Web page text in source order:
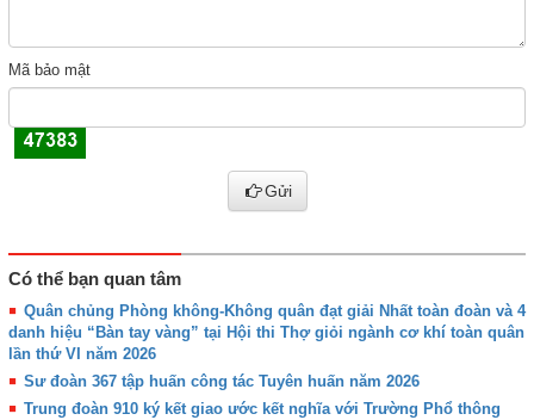
Mã bảo mật
Gửi
Có thể bạn quan tâm
Quân chủng Phòng không-Không quân đạt giải Nhất toàn đoàn và 4
danh hiệu “Bàn tay vàng” tại Hội thi Thợ giỏi ngành cơ khí toàn quân
lần thứ VI năm 2026
Sư đoàn 367 tập huấn công tác Tuyên huấn năm 2026
Trung đoàn 910 ký kết giao ước kết nghĩa với Trường Phổ thông